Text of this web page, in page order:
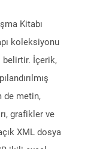
Kitabı
koleksiyonu
İçerik,
de metin,
grafikler ve
XML dosya